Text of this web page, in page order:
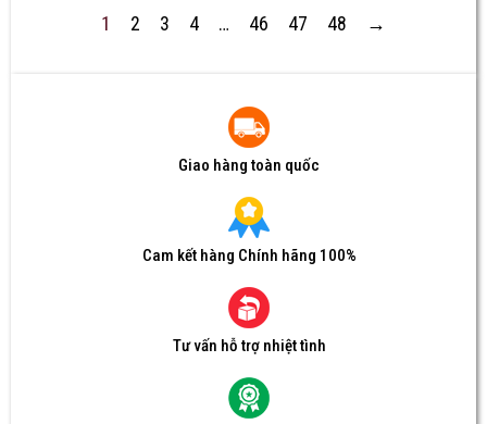
1 2 3 4 … 46 47 48 →
Giao hàng toàn quốc
Cam kết hàng Chính hãng 100%
Tư vấn hỗ trợ nhiệt tình